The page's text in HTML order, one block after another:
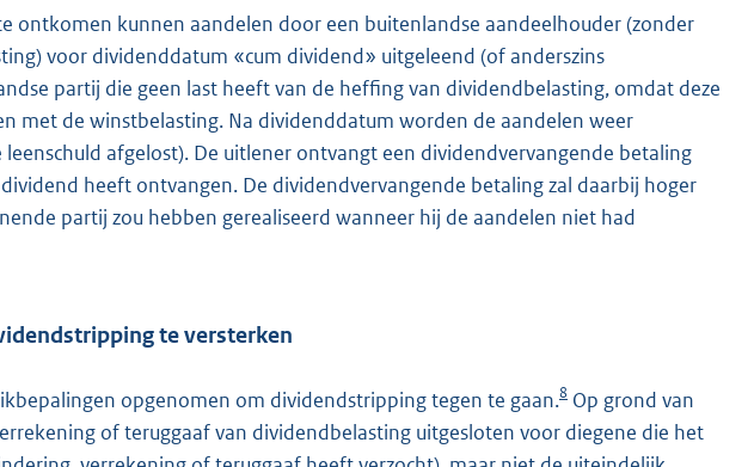
ontkomen kunnen aandelen door een buitenlandse aandeelhouder (zonder
voor dividenddatum «cum dividend» uitgeleend (of anderszins
partij die geen last heeft van de heffing van dividendbelasting, omdat deze
met de winstbelasting. Na dividenddatum worden de aandelen weer
afgelost). De uitlener ontvangt een dividendvervangende betaling
heeft ontvangen. De dividendvervangende betaling zal daarbij hoger
partij zou hebben gerealiseerd wanneer hij de aandelen niet had
te versterken
opgenomen om dividendstripping tegen te gaan.8 Op grond van
of teruggaaf van dividendbelasting uitgesloten voor diegene die het